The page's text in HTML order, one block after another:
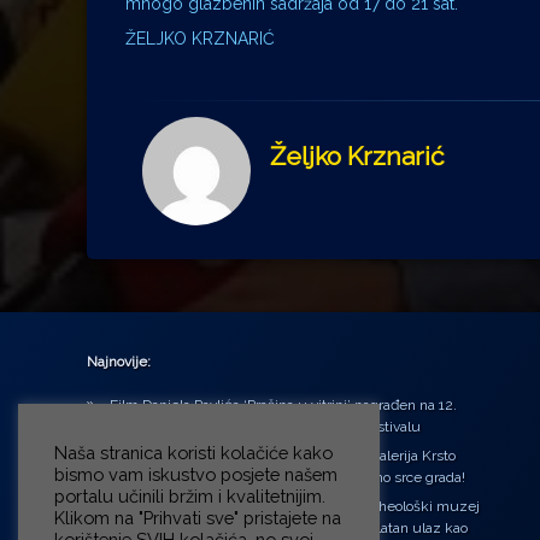
ŽELJKO KRZNARIĆ
Željko Krznarić
Najnovije:
Film Daniela Pavlića ‘Prašina u vitrini’ nagrađen na 12.
Green Montenegro International Film Festivalu
U središtu Petrinje otvorena obnovljena Galerija Krsto
Hegedušić: Kultura vraćena kući, u samo srce grada!
Od petka do nedjelje (31.7. – 2.8.2026.) Arheološki muzej
u Zagrebu otvara vrata građanima: Besplatan ulaz kao
Naša stranica koristi kolačiće kako
bismo vam iskustvo posjete našem
portalu učinili bržim i kvalitetnijim.
Klikom na "Prihvati sve" pristajete na